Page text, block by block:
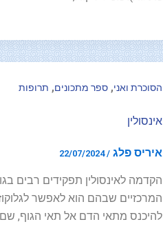
הסוכרת ואני,ספר מתכונים, תרופות
אינסולין
איריס פלג/
22/07/2024
הקדמה לאינסולין תפקידים רבים
המרכזיים שבהם הוא לאפשר
להיכנס מתאי הדם אל תאי הגוף, שם